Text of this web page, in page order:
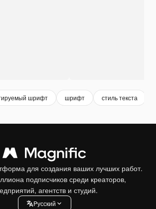
шрифт шрифт стиль текста
для создания ваших лучших работ.
подписчиков среди креаторов,
агентств и студий.
Pусский